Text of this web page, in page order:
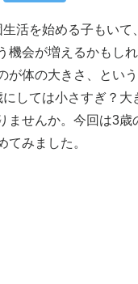
活を始める子もいて
機会が増えるかもし
が体の大きさ、とい
しては小さすぎ？大
ませんか。今回は3歳
てみました。